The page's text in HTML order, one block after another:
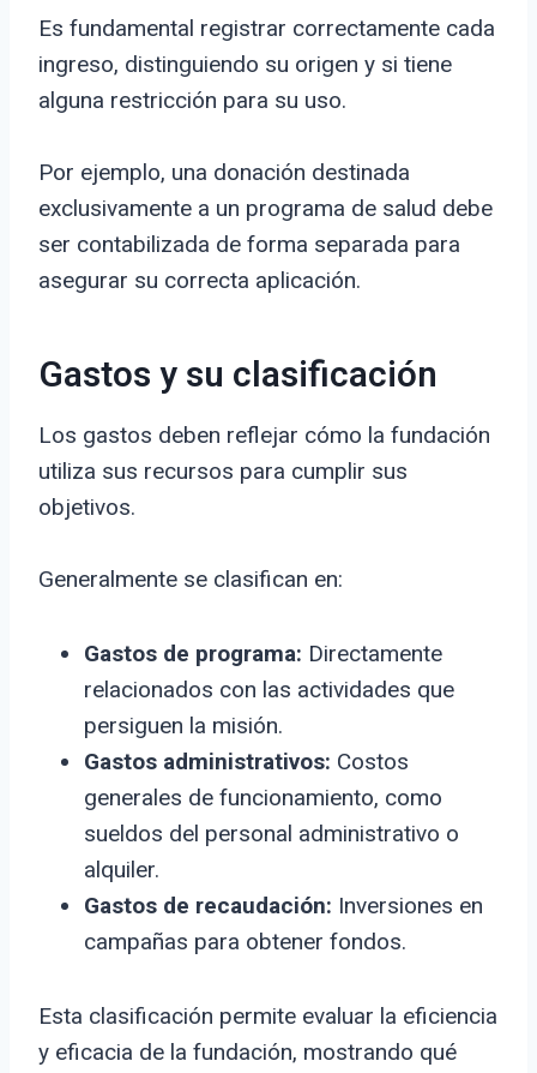
Es fundamental registrar correctamente cada
ingreso, distinguiendo su origen y si tiene
alguna restricción para su uso.
Por ejemplo, una donación destinada
exclusivamente a un programa de salud debe
ser contabilizada de forma separada para
asegurar su correcta aplicación.
Gastos y su clasificación
Los gastos deben reflejar cómo la fundación
utiliza sus recursos para cumplir sus
objetivos.
Generalmente se clasifican en:
Gastos de programa: Directamente
relacionados con las actividades que
persiguen la misión.
Gastos administrativos: Costos
generales de funcionamiento, como
sueldos del personal administrativo o
alquiler.
Gastos de recaudación: Inversiones en
campañas para obtener fondos.
Esta clasificación permite evaluar la eficiencia
y eficacia de la fundación, mostrando qué